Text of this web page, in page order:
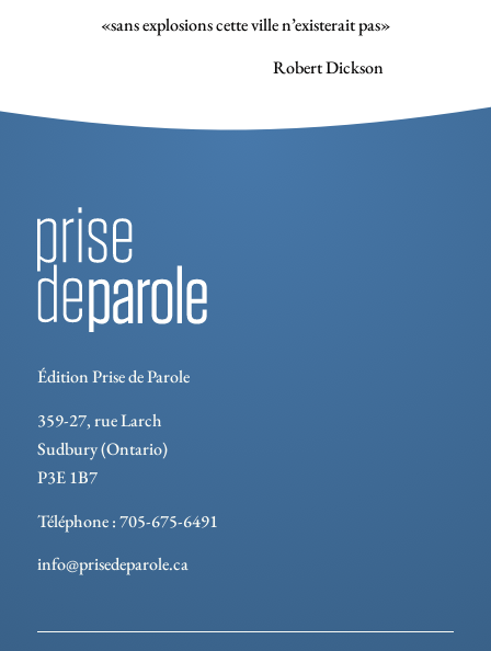
«sans explosions cette ville n’existerait pas»
Robert Dickson
Édition Prise de Parole
359-27, rue Larch
Sudbury (Ontario)
P3E 1B7
Téléphone : 705-675-6491
info@prisedeparole.ca